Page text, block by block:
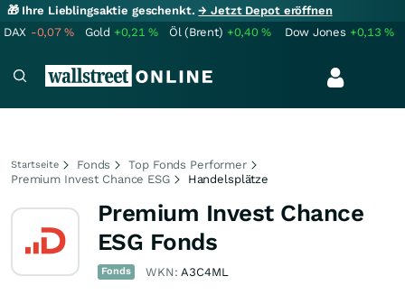
🎁 Ihre Lieblingsaktie geschenkt.→ Jetzt Depot eröffnen
DAX -0,07% Gold +0,21% Öl (Brent) +0,40% Dow Jones +0,13%
Startseite Fonds
Top Fonds Performer
Premium Invest Chance ESG
Handelsplätze
Premium Invest Chance
ESG Fonds
Fonds WKN:A3C4ML